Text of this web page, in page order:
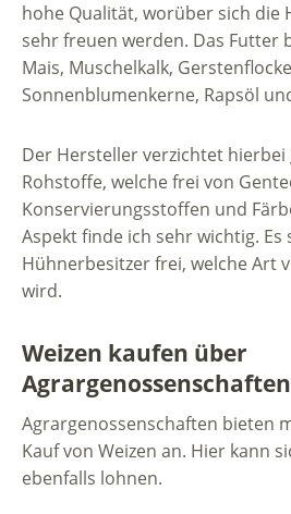
hohe Qualität, worüber sich die
sehr freuen werden. Das Futter
Mais, Muschelkalk,
Sonnenblumenkerne, Rapsöl
Der Hersteller verzichtet hierbei
Rohstoffe, welche frei von
Konservierungsstoffen und
Aspekt finde ich sehr wichtig.
Hühnerbesitzer frei, welche Art
wird.
Weizen kaufen über
Agrargenossenschaften
Agrargenossenschaften bieten
Kauf von Weizen an. Hier kann
ebenfalls lohnen.